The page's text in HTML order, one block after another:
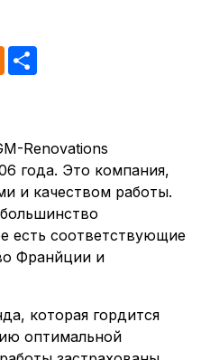
Odnoklassniki
Renovations
года. Это компания,
и качеством работы.
есть соответствующие
Франйции и
которая гордится
оптимальной